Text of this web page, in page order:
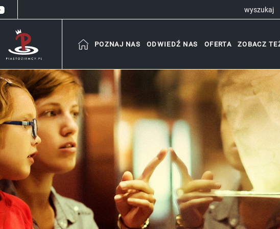
POZNAJ NAS ODWIEDŹ NAS OFERTA ZOBACZ